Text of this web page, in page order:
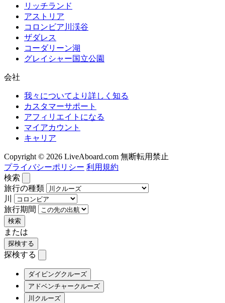
リッチランド
アストリア
コロンビア川渓谷
ザダレス
コーダリーン湖
グレイシャー国立公園
会社
我々についてより詳しく知る
カスタマーサポート
アフィリエイトになる
マイアカウント
キャリア
Copyright © 2026 LiveAboard.com 無断転用禁止
プライバシーポリシー 利用規約
検索
旅行の種類
川
旅行期間
検索
または
探検する
探検する
ダイビングクルーズ
アドベンチャークルーズ
川クルーズ